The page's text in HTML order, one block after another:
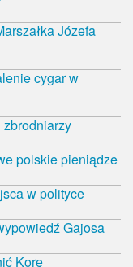
Józefa
cygar w
polskie pieniądze
w polityce
Gajosa
Korę